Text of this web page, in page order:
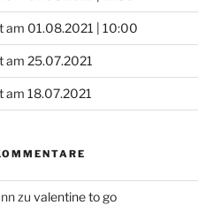
am 01.08.2021 | 10:00
am 25.07.2021
am 18.07.2021
zu valentine to go